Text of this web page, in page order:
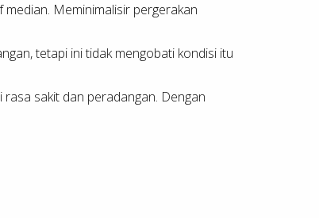
Meminimalisir pergerakan
tetapi ini tidak mengobati kondisi itu
sakit dan peradangan. Dengan